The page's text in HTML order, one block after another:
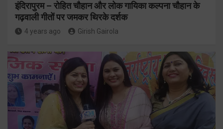
इंदिरापुरम – रोहित चौहान और लोक गायिका कल्पना चौहान के
गढ़वाली गीतों पर जमकर थिरके दर्शक
4 years ago Girish Gairola